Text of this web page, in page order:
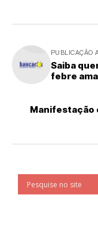
PUBLICAÇÃO
Saiba
febre
Manifestação